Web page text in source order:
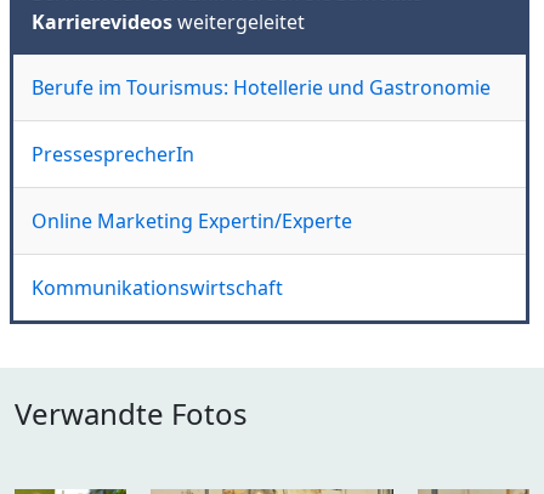
Karrierevideosweitergeleitet
Berufe im Tourismus: Hotellerie und Gastronomie
PressesprecherIn
Online Marketing Expertin/Experte
Kommunikationswirtschaft
Verwandte Fotos